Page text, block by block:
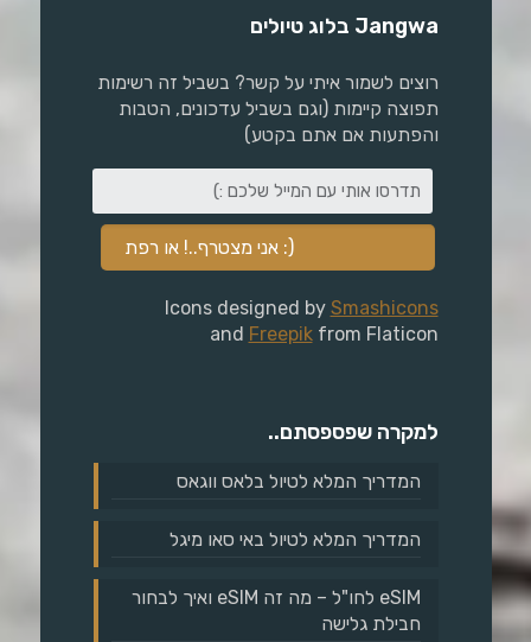
Jangwa בלוג טיולים
רוצים לשמור איתי על קשר? בשביל זה רשימות
תפוצה קיימות (וגם בשביל עדכונים, הטבות
והפתעות אם אתם בקטע)
Icons designed by Smashicons
and Freepikfrom Flaticon
למקרה שפספסתם..
המדריך המלא לטיול בלאס ווגאס
המדריך המלא לטיול באי סאו מיגל
eSIM לחו"ל – מה זה eSIM ואיך לבחור
חבילת גלישה